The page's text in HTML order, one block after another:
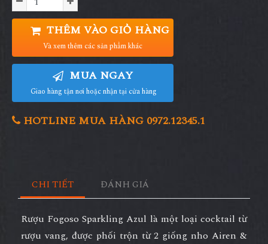
THÊM VÀO GIỎ HÀNG
Và xem thêm các sản phẩm khác
MUA NGAY
Giao hàng tận nơi hoặc nhận tại cửa hàng
HOTLINE MUA HÀNG 0972.12345.1
CHI TIẾT ĐÁNH GIÁ
Rượu Fogoso Sparkling Azul là một loại cocktail từ
rượu vang, được phối trộn từ 2 giống nho Airen &